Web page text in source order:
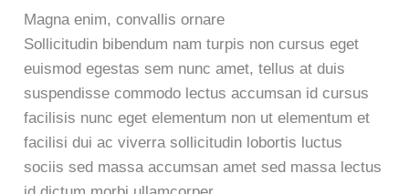
Magna enim, convallis ornare
Sollicitudin bibendum nam turpis non cursus eget
euismod egestas sem nunc amet, tellus at duis
suspendisse commodo lectus accumsan id cursus
facilisis nunc eget elementum non ut elementum et
facilisi dui ac viverra sollicitudin lobortis luctus
sociis sed massa accumsan amet sed massa lectus